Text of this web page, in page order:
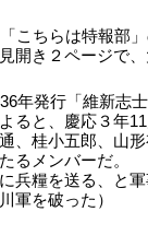
こちらは特報部
開き２ページで、
年発行「維新志
ると、慶応３年
、桂小五郎、山
るメンバーだ。
兵糧を送る、と
軍を破った）